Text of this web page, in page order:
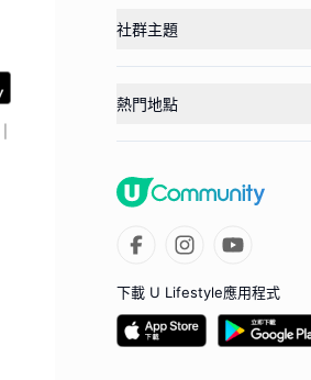
社群主題
熱門地點
下載 U Lifestyle應用程式